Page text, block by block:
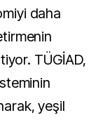
daha
TÜGİAD,
yeşil